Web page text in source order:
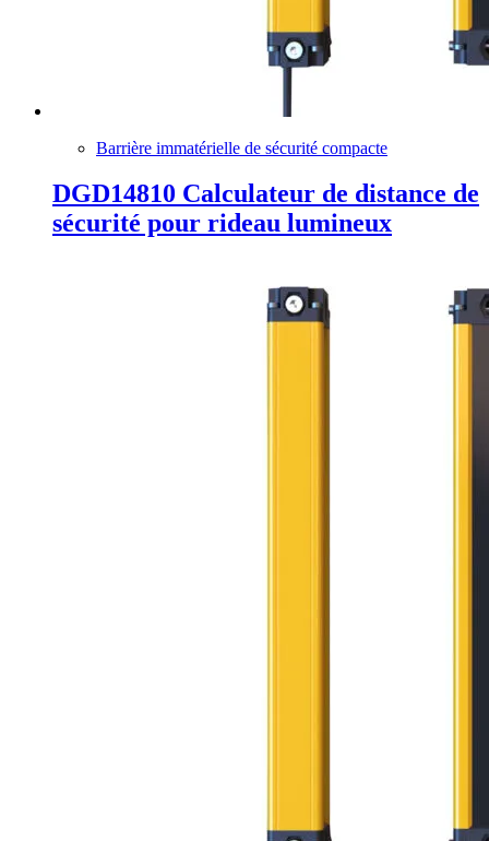
Barrière immatérielle de sécurité compacte
DGD14810 Calculateur de distance de
sécurité pour rideau lumineux